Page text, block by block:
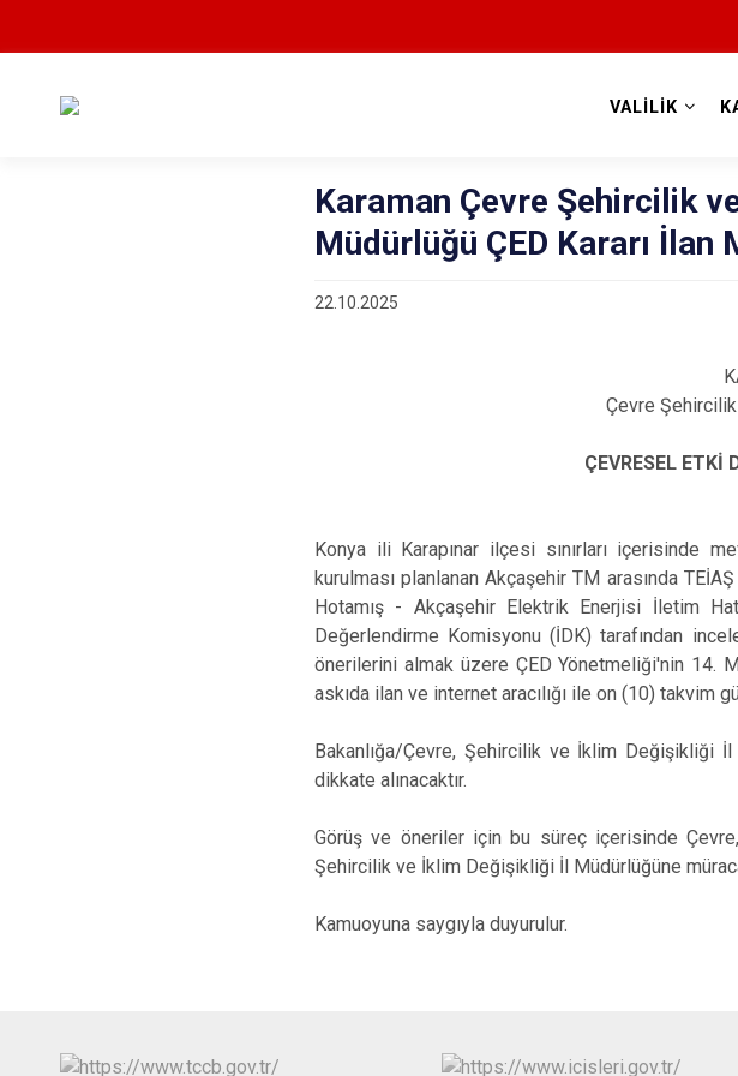
VALİLİK
Karaman Çevre Şehircilik
Müdürlüğü ÇED Kararı
22.10.2025
Çevre
ÇEVRESEL ETKİ
Konya ili Karapınar ilçesi sınırları içerisinde
kurulması planlanan Akçaşehir TM arasında
Hotamış - Akçaşehir Elektrik Enerjisi İletim
Değerlendirme Komisyonu (İDK) tarafından
önerilerini almak üzere ÇED Yönetmeliği'nin 14.
askıda ilan ve internet aracılığı ile on (10) takvim
Bakanlığa/Çevre, Şehircilik ve İklim Değişikliği
dikkate alınacaktır.
Görüş ve öneriler için bu süreç içerisinde
Şehircilik ve İklim Değişikliği İl Müdürlüğüne
Kamuoyuna saygıyla duyurulur.